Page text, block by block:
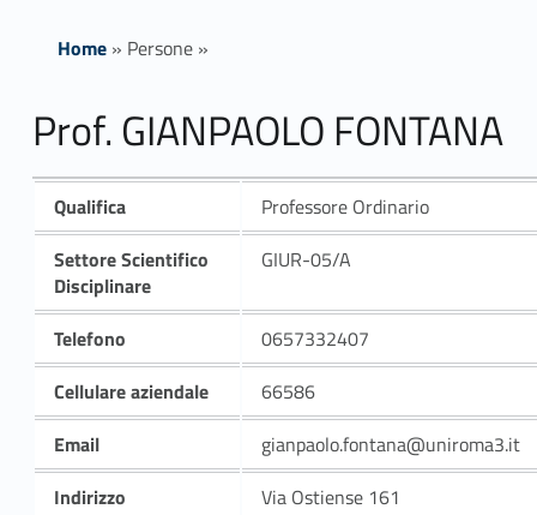
Home» Persone»
Prof. GIANPAOLO FONTANA
Qualifica
Professore Ordinario
Settore Scientifico
Disciplinare
GIUR-05/A
Telefono
0657332407
Cellulare aziendale
66586
Email
gianpaolo.fontana@uniroma3.it
Indirizzo
Via Ostiense 161